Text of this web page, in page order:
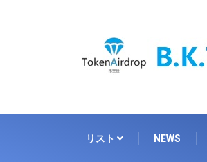
リスト NEWS